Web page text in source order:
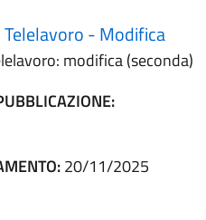
- Modifica
modifica (seconda)
20/11/2025